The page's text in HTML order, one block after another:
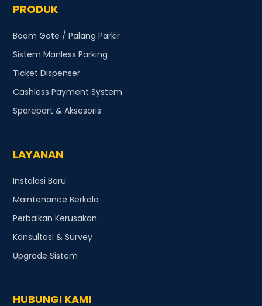
PRODUK
Boom Gate / Palang Parkir
Sistem Manless Parking
Ticket Dispenser
Cashless Payment System
Sparepart & Aksesoris
LAYANAN
Instalasi Baru
Maintenance Berkala
Perbaikan Kerusakan
Konsultasi & Survey
Upgrade Sistem
HUBUNGI KAMI